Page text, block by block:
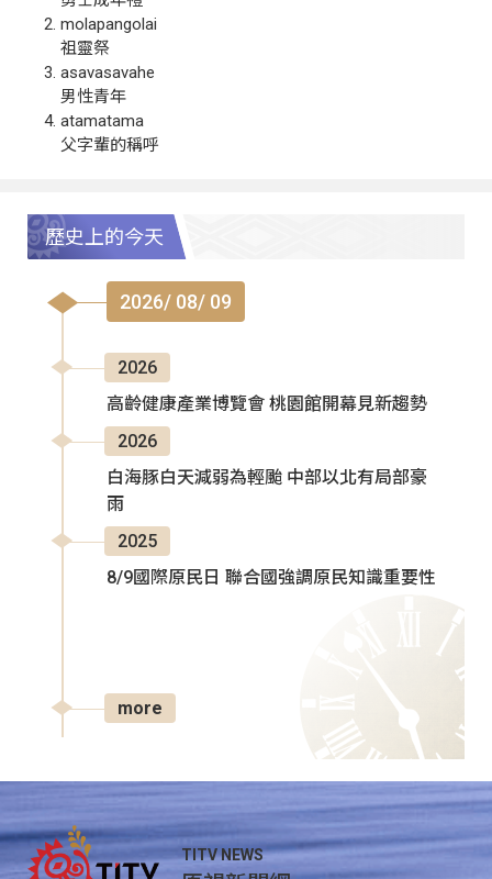
molapangolai
祖靈祭
asavasavahe
男性青年
atamatama
父字輩的稱呼
歷史上的今天
2026/ 08/ 09
2026
高齡健康產業博覽會 桃園館開幕見新趨勢
2026
白海豚白天減弱為輕颱 中部以北有局部豪
雨
2025
8/9國際原民日 聯合國強調原民知識重要性
more
TITV NEWS